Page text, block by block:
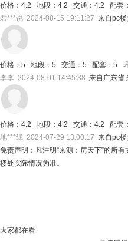
价格：4.2 地段：4.2 交通：4.2 配套
君***说 2024-08-15 19:11:27 来自pc
价格：5 地段：5 交通：5 配套：5
李李 2024-08-01 14:45:38 来自广东省
价格：4.2 地段：4.2 交通：4.2 配套
地***线 2024-07-29 13:00:17 来自pc
免责声明：凡注明“来源：房天下”的所
楼处实际情况为准。
大家都在看